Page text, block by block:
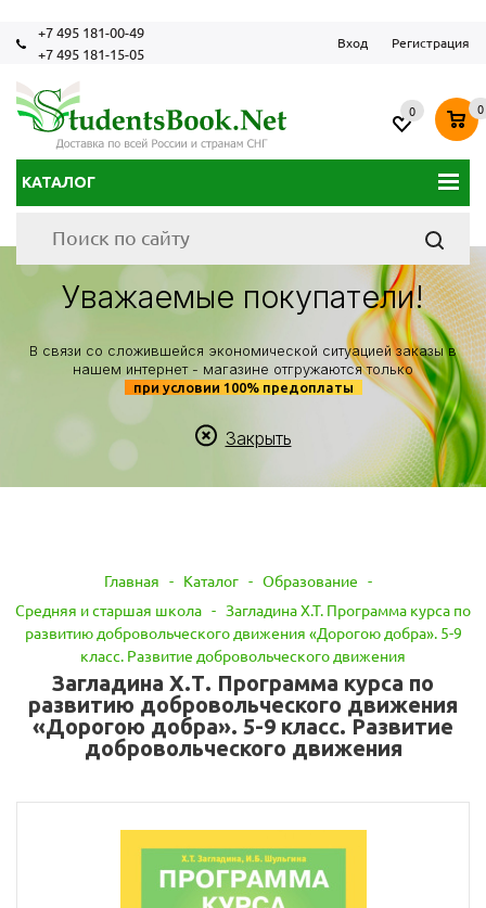
+7 495 181-00-49
+7 495 181-15-05
Вход Регистрация
КАТАЛОГ
0 0
Уважаемые покупатели!
В связи со сложившейся экономической ситуацией заказы в
нашем интернет - магазине отгружаются только
при условии 100% предоплаты
Закрыть
Главная - Каталог - Образование -
Средняя и старшая школа - Загладина Х.Т. Программа курса по
развитию добровольческого движения «Дорогою добра». 5-9
класс. Развитие добровольческого движения
Загладина Х.Т. Программа курса по
развитию добровольческого движения
«Дорогою добра». 5-9 класс. Развитие
добровольческого движения